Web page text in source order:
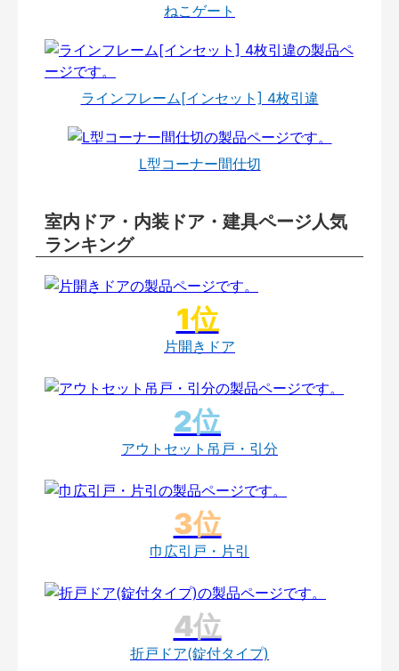
ねこゲート
ラインフレーム[インセット] 4枚引違
L型コーナー間仕切
室内ドア・内装ドア・建具ページ人気
ランキング
片開きドア
アウトセット吊戸・引分
巾広引戸・片引
折戸ドア(錠付タイプ)